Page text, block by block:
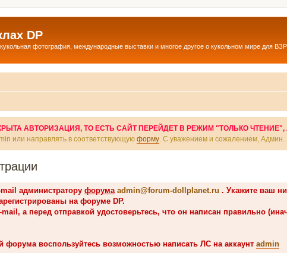
DP
фотография, международные выставки и многое другое о кукольном мире для
АВТОРИЗАЦИЯ, ТО ЕСТЬ САЙТ ПЕРЕЙДЕТ В РЕЖИМ "ТОЛЬКО ЧТЕНИЕ",
или направлять в соответствующую форму . С уважением и сожалением, Админ.
администратору форума admin@forum-dollplanet.ru . Укажите ваш
на форуме DP.
а перед отправкой удостоверьтесь, что он написан правильно
воспользуйтесь возможностью написать ЛС на аккаунт admin